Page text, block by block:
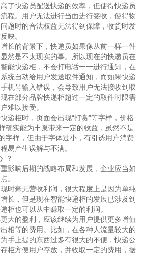
了快递员配送快递的效率，但使得快递员
程。用户无法进行当面进行签收，使得物
题时的合法权益无法得到保障，收货时发
映。
长的背景下，快递员如果像从前一样一件
然是不太现实的事。所以现在的快递员在
能快递柜，不会打电话一一进行通知，在
统自动给用户发送取件通知，而如果快递
机号输入错误，会导致用户无法接收到取
在部分品牌快递柜超过一定的取件时限需
难以接受。
递柜时，页面会出现“打赏”等字样，价格
确实能为丰巢带来一定的收益，虽然不是
字样，但由于字体过小，有引诱用户消费
易产生误解与不满。
？
影响后期的战略布局和发展，企业应当如
。
时毫无营收利润，很大程度上是因为单纯
长，但是现在智能快递柜的发展已涉及到
柜也可以从中赚取一定的利润。
大的盈利，应该继续为用户提供更多增值
相等的费用。比如，在各种人流量较大的
手上提的东西过多有很大的不便，快递公
柜方便用户存放，并收取一定的费用，据